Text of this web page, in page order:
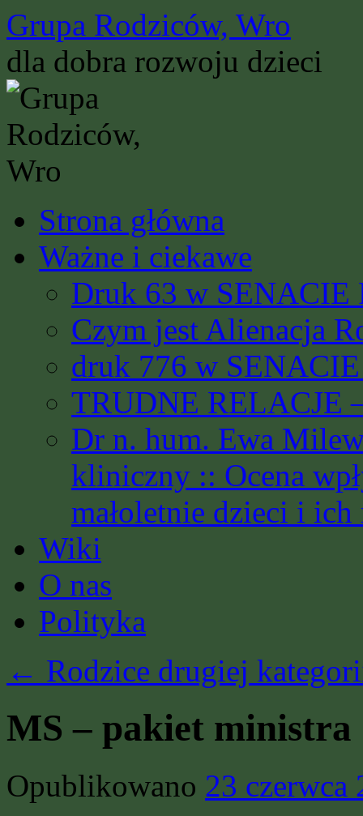
Przejdź
do
treści
Grupa Rodziców, Wro
dla dobra rozwoju dzieci
Strona główna
Ważne i ciekawe
Druk 63 w SENACIE
Czym jest Alienacja
druk 776 w
TRUDNE RELACJE
Dr n. hum. Ewa
kliniczny :: Ocena
małoletnie dzieci i
Wiki
O nas
Polityka
← Rodzice drugiej
MS – pakiet
Opublikowano 23 czerwca